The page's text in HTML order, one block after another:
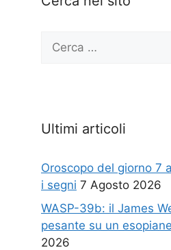
Ricerca
Ultimi articoli
Oroscopo del giorno 7
i segni 7 Agosto 2026
WASP-39b: il James
pesante su un
2026